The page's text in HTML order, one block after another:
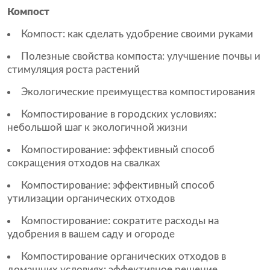
Компост
Компост: как сделать удобрение своими руками
Полезные свойства компоста: улучшение почвы и
стимуляция роста растений
Экологические преимущества компостирования
Компостирование в городских условиях:
небольшой шаг к экологичной жизни
Компостирование: эффективный способ
сокращения отходов на свалках
Компостирование: эффективный способ
утилизации органических отходов
Компостирование: сократите расходы на
удобрения в вашем саду и огороде
Компостирование органических отходов в